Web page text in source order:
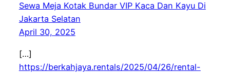
Sewa Meja Kotak Bundar VIP Kaca Dan Kayu Di
Jakarta Selatan
April 30, 2025
[…]
https://berkahjaya.rentals/2025/04/26/rental-